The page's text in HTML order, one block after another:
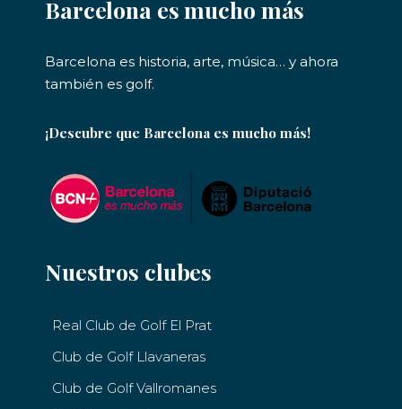
Barcelona es mucho más
Barcelona es historia, arte, música… y ahora
también es golf.
¡Descubre que Barcelona es mucho más!
Nuestros clubes
Real Club de Golf El Prat
Club de Golf Llavaneras
Club de Golf Vallromanes